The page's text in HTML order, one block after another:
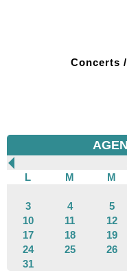
Concerts
L
M M
3
4 5
10
11 12
17
18 19
24
25 26
31